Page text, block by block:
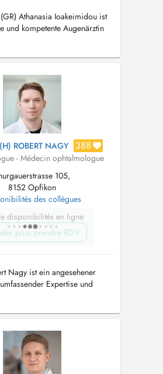
Athanasia Ioakeimidou ist
und kompetente Augenärztin
und umfassendem
der Ophthalmologie. Sie
Netzhauterkrankungen,
Hornhauterkrankungen
ROBERT NAGY 388
- Médecin ophtalmologue
105,
8152 Opfikon
des collègues
disponibilités en ligne
pour prendre RDV
Nagy ist ein angesehener
Expertise und
in verschiedenen Bereichen
Er ist spezialisiert auf
Glaukom,
und Netzha...